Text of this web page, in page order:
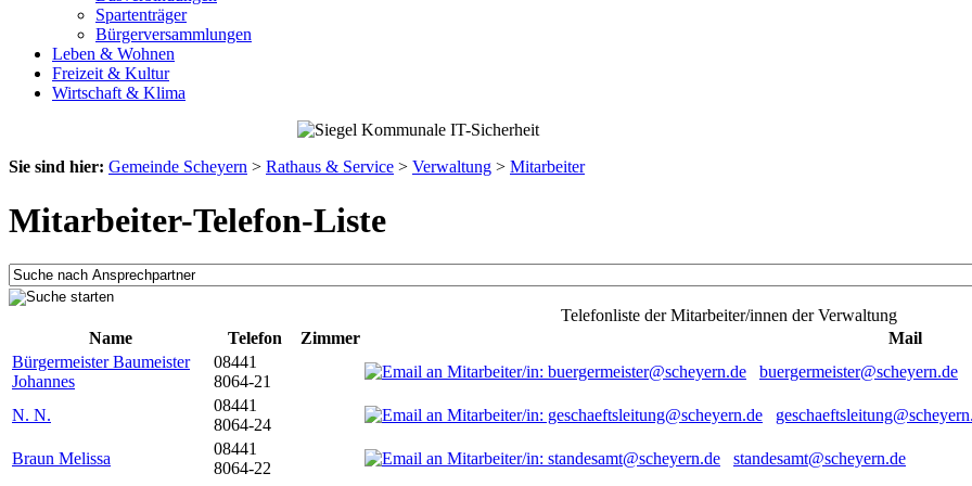
Spartenträger
Bürgerversammlungen
Leben & Wohnen
Freizeit & Kultur
Wirtschaft & Klima
Sie sind hier: Gemeinde Scheyern > Rathaus & Service > Verwaltung > Mitarbeiter
Mitarbeiter-Telefon-Liste
Telefonliste der Mitarbeiter/innen der Verwaltung
Name
Telefon Zimmer
Mail
Bürgermeister Baumeister
Johannes
08441
8064-21
buergermeister@scheyern.de
N. N.
08441
8064-24
Braun Melissa
08441
8064-22
standesamt@scheyern.de